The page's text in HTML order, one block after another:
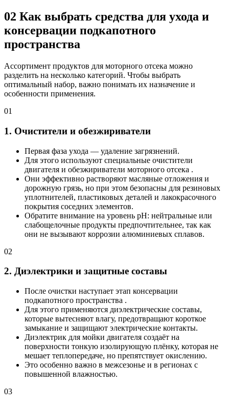
02 Как выбрать средства для ухода и
консервации подкапотного
пространства
Ассортимент продуктов для моторного отсека можно
разделить на несколько категорий. Чтобы выбрать
оптимальный набор, важно понимать их назначение и
особенности применения.
01
1. Очистители и обезжириватели
Первая фаза ухода — удаление загрязнений.
Для этого используют специальные очистители
двигателя и обезжириватели моторного отсека .
Они эффективно растворяют масляные отложения и
дорожную грязь, но при этом безопасны для резиновых
уплотнителей, пластиковых деталей и лакокрасочного
покрытия соседних элементов.
Обратите внимание на уровень pH: нейтральные или
слабощелочные продукты предпочтительнее, так как
они не вызывают коррозии алюминиевых сплавов.
02
2. Диэлектрики и защитные составы
После очистки наступает этап консервации
подкапотного пространства .
Для этого применяются диэлектрические составы,
которые вытесняют влагу, предотвращают короткое
замыкание и защищают электрические контакты.
Диэлектрик для мойки двигателя создаёт на
поверхности тонкую изолирующую плёнку, которая не
мешает теплопередаче, но препятствует окислению.
Это особенно важно в межсезонье и в регионах с
повышенной влажностью.
03